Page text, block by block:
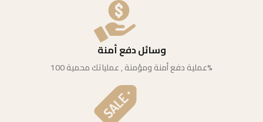
وسائل دفع أمنة
عملية دفع أمنة ومؤمنة , عملياتك محمية 100%